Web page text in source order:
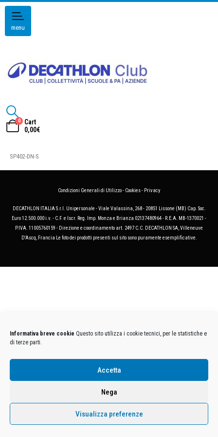
Informativa breve cookie Questo sito utilizza i cookie tecnici, per le statistiche e
di terze parti.
Accetta
Nega
Visualizza preferenze
menu
0
Cart
0,00€
SP402-DN-S
Condizioni Generali di Utilizzo- Cookies- Privacy
DECATHLON ITALIA S.r.l. Unipersonale - Viale Valassina, 268 - 20851 Lissone (MB) Cap. Soc.
Euro 12.500.000 i.v. - C.F. e Iscr. Reg. Imp. Monza e Brianza 02137480964 - R.E.A. MB-1370021 -
P.IVA. 11005760159 - Direzione e coordinamento art. 2497 C.C. DECATHLON SA, Villeneuve
D'Ascq, Francia Le foto dei prodotti presenti sul sito sono puramente esemplificative.